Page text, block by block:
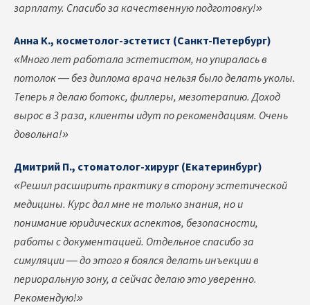
зарплату. Спасибо за качественную подготовку!»
Анна К., косметолог-эстетист (Санкт-Петербург)
«Много лет работала эстетистом, но упиралась в
потолок — без диплома врача нельзя было делать уколы.
Теперь я делаю ботокс, филлеры, мезотерапию. Доход
вырос в 3 раза, клиенты идут по рекомендациям. Очень
довольна!»
Дмитрий П., стоматолог-хирург (Екатеринбург)
«Решил расширить практику в сторону эстетической
медицины. Курс дал мне не только знания, но и
понимание юридических аспектов, безопасности,
работы с документацией. Отдельное спасибо за
симуляции — до этого я боялся делать инъекции в
периоральную зону, а сейчас делаю это уверенно.
Рекомендую!»